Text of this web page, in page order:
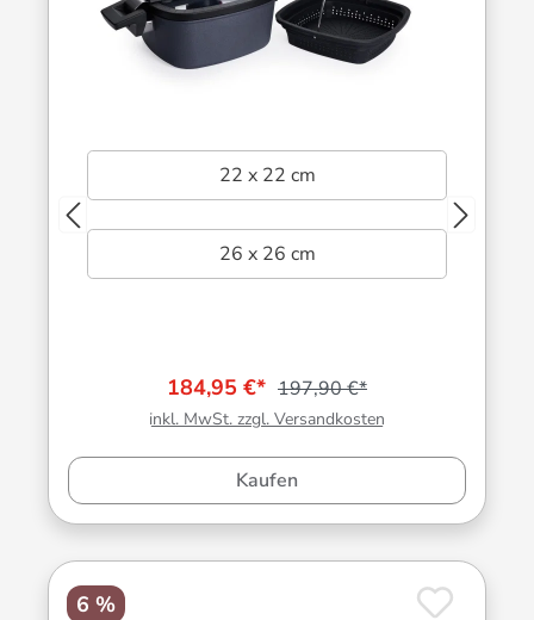
22 x 22 cm
26 x 26 cm
184,95 €* 197,90 €*
inkl. MwSt. zzgl. Versandkosten
Kaufen
6 %